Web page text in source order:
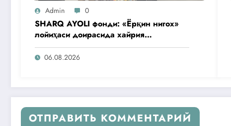
Admin 0
SHARQ AYOLI фонди: «Ёрқин нигох»
лойиҳаси доирасида хайрия
операциялари ўтказилади
06.08.2026
ОТПРАВИТЬ КОММЕНТАРИЙ